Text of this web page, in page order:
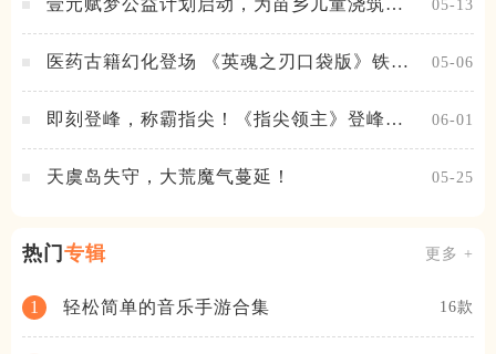
壹元赋梦公益计划启动，为苗乡儿童浇筑梦
05-13
医药古籍幻化登场 《英魂之刃口袋版》铁扇
05-06
即刻登峰，称霸指尖！《指尖领主》登峰测
06-01
天虞岛失守，大荒魔气蔓延！ 05-25
热门 专辑 更多 +
1 轻松简单的音乐手游合集 16款